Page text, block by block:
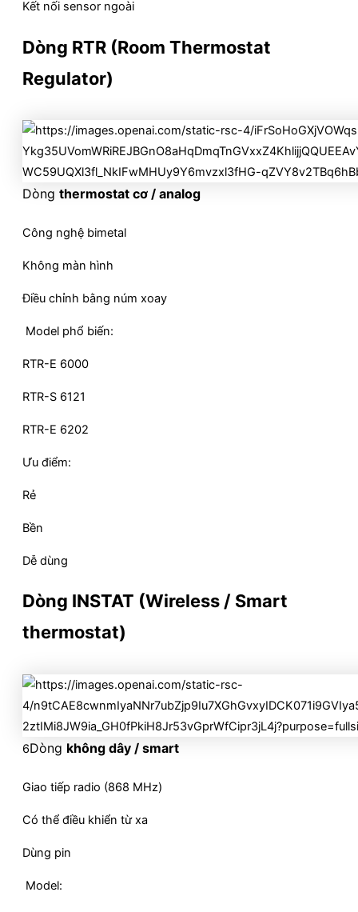
Kết nối sensor ngoài
Dòng RTR (Room Thermostat
Regulator)
Dòng thermostat cơ / analog
Công nghệ bimetal
Không màn hình
Điều chỉnh bằng núm xoay
Model phổ biến:
RTR-E 6000
RTR-S 6121
RTR-E 6202
Ưu điểm:
Rẻ
Bền
Dễ dùng
Dòng INSTAT (Wireless / Smart
thermostat)
6Dòng không dây / smart
Giao tiếp radio (868 MHz)
Có thể điều khiển từ xa
Dùng pin
Model: